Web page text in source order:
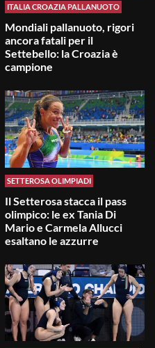
ITALIA CROAZIA PALLANUOTO
Mondiali pallanuoto, rigori
ancora fatali per il
Settebello: la Croazia è
campione
SETTEROSA OLIMPIADI
Il Setterosa stacca il pass
olimpico: le ex Tania Di
Mario e Carmela Allucci
esaltano le azzurre